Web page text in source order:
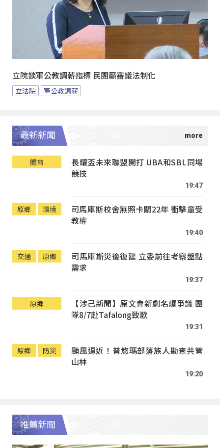
立院談軍公教調薪指標 民團籲審議法制化
立法院 軍公教調薪
最新新聞
體育
長耀盃未來聯盟開打 UBA和SBL同場
競技
19:47
原鄉 環境
司馬庫斯校舍無照卡關22年 衝擊童受
教權
19:40
交通 原鄉
司馬庫斯災後復建 立委前往考察盤點
需求
19:37
原鄉
【涉己新聞】原文會新劇名爆爭議 團
隊8/7赴Tafalong致歉
19:31
原鄉 防災
颱風逼近！普悠瑪部落族人勘查共管
山林
19:20
推薦新聞